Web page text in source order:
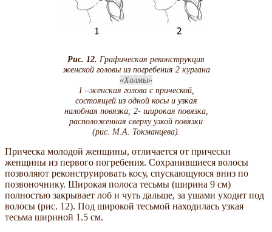
Рис. 12. Графическая реконструкция
женской головы из погребения 2 кургана
Холмы
1 –женская голова с прической,
состоящей из одной косы и узкая
налобная повязка; 2- широкая повязка,
расположенная сверху узкой повязки
(рис. М.А. Токманцева).
Прическа молодой женщины, отличается от прически
женщины из первого погребения. Сохранившиеся волосы
позволяют реконструировать косу, спускающуюся вниз по
позвоночнику. Широкая полоса тесьмы (ширина 9 см)
полностью закрывает лоб и чуть дальше, за ушами уходит под
волосы (рис. 12). Под широкой тесьмой находилась узкая
тесьма шириной 1.5 см.